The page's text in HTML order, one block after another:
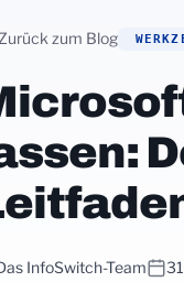
Zurück zum Blog
InfoSwitch-Team